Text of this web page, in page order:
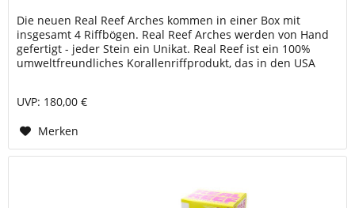
Die neuen Real Reef Arches kommen in einer Box mit
insgesamt 4 Riffbögen. Real Reef Arches werden von Hand
gefertigt - jeder Stein ein Unikat. Real Reef ist ein 100%
umweltfreundliches Korallenriffprodukt, das in den USA
UVP: 180,00 €
Merken